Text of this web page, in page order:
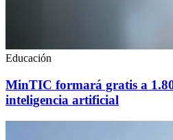
Educación
MinTIC formará gratis a
inteligencia artificial